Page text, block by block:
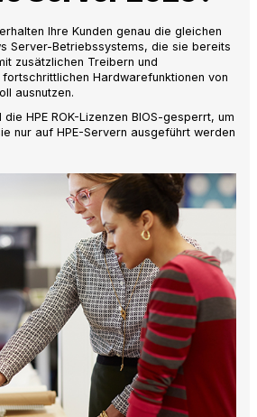
Ihre Kunden genau die gleichen
Server-Betriebssystems, die sie bereits
zusätzlichen Treibern und
Hardwarefunktionen von
ausnutzen.
HPE ROK-Lizenzen BIOS-gesperrt, um
nur auf HPE-Servern ausgeführt werden